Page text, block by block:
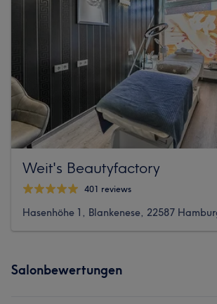
Weit's Beautyfactory
401 reviews
Hasenhöhe 1, Blankenese, 22587
Salonbewertungen